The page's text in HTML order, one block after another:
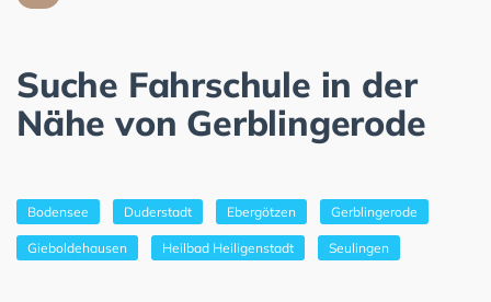
Suche Fahrschule in der
Nähe von Gerblingerode
Bodensee Duderstadt Ebergötzen Gerblingerode
Gieboldehausen Heilbad Heiligenstadt Seulingen